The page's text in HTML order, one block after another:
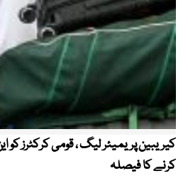
کرنے کا فیصلہ